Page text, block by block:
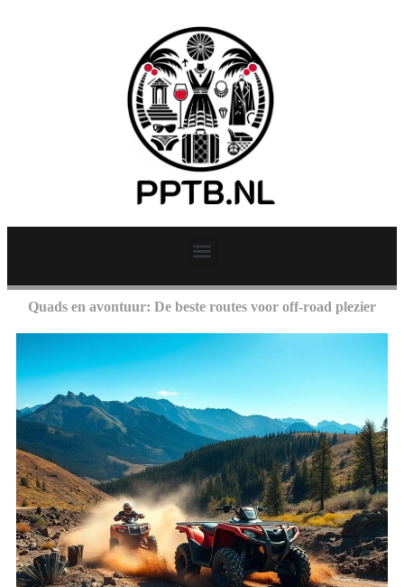
Quads en avontuur: De beste routes voor off-road plezier